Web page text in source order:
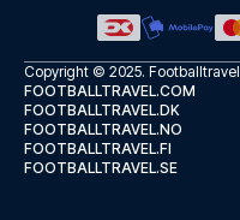
Copyright © 2025. Footballtravel
FOOTBALLTRAVEL.COM
FOOTBALLTRAVEL.DK
FOOTBALLTRAVEL.NO
FOOTBALLTRAVEL.FI
FOOTBALLTRAVEL.SE